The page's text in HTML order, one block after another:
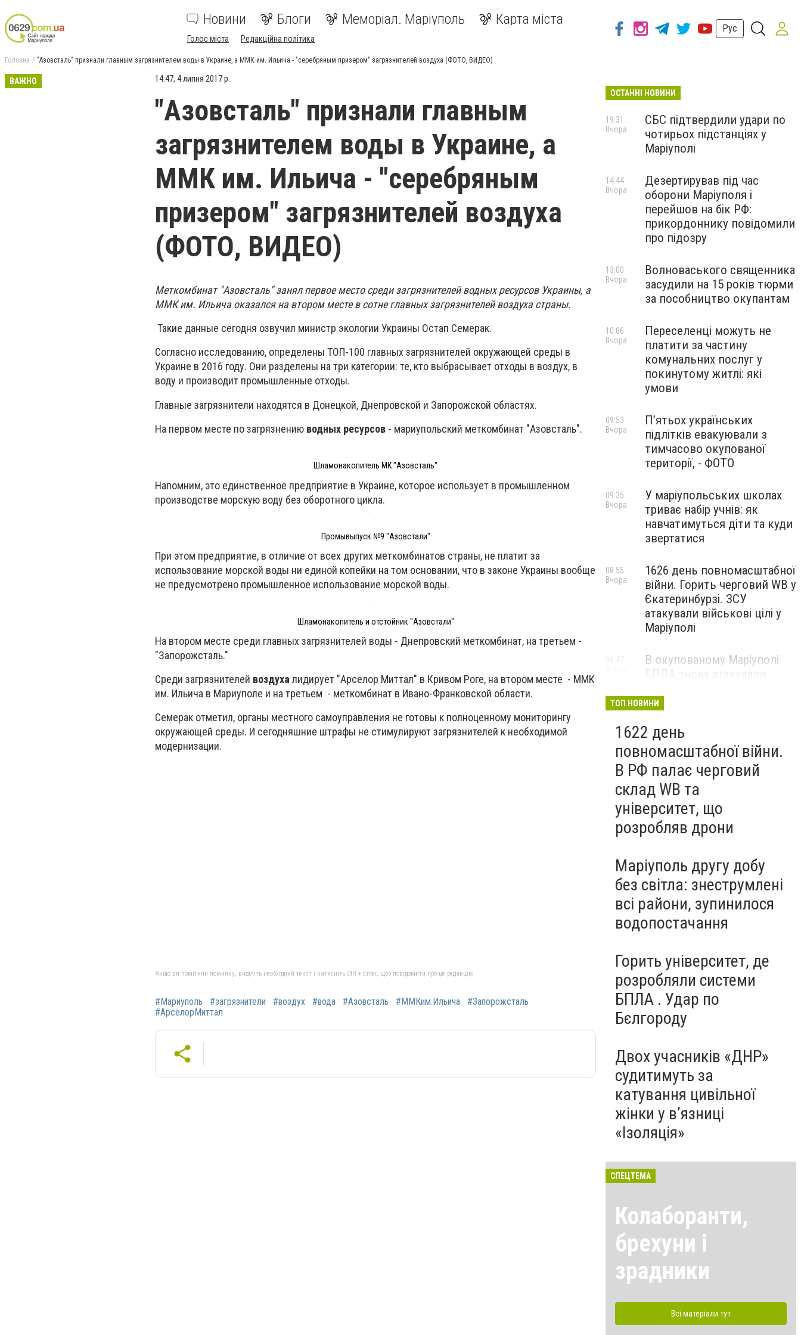
Новини Блоги Меморіал. Маріуполь Карта міста
Голос міста Редакційна політика
Рус
Головна "Азовсталь" признали главным загрязнителем воды в Украине, а ММК им. Ильича - "серебряным призером" загрязнителей воздуха (ФОТО, ВИДЕО)
ВАЖНО 14:47, 4 липня 2017 р.
"Азовсталь" признали главным
загрязнителем воды в Украине, а
ММК им. Ильича - "серебряным
призером" загрязнителей воздуха
(ФОТО, ВИДЕО)
Меткомбинат "Азовсталь" занял первое место среди загрязнителей водных ресурсов Украины, а
ММК им. Ильича оказался на втором месте в сотне главных загрязнителей воздуха страны.
Такие данные сегодня озвучил министр экологии Украины Остап Семерак.
Согласно исследованию, определены ТОП-100 главных загрязнителей окружающей среды в
Украине в 2016 году. Они разделены на три категории: те, кто выбрасывает отходы в воздух, в
воду и производит промышленные отходы.
Главные загрязнители находятся в Донецкой, Днепровской и Запорожской областях.
На первом месте по загрязнению водных ресурсов - мариупольский меткомбинат "Азовсталь".
Шламонакопитель МК "Азовсталь"
Напомним, это единственное предприятие в Украине, которое использует в промышленном
производстве морскую воду без оборотного цикла.
Промывыпуск №9 "Азовстали"
При этом предприятие, в отличие от всех других меткомбинатов страны, не платит за
использование морской воды ни единой копейки на том основании, что в законе Украины вообще
не предусмотрено промышленное использование морской воды.
Шламонакопитель и отстойник "Азовстали"
На втором месте среди главных загрязнителей воды - Днепровский меткомбинат, на третьем -
"Запорожсталь."
Среди загрязнителей воздухалидирует "Арселор Миттал" в Кривом Роге, на втором месте - ММК
им. Ильича в Мариуполе и на третьем - меткомбинат в Ивано-Франковской области.
Семерак отметил, органы местного самоуправления не готовы к полноценному мониторингу
окружающей среды. И сегодняшние штрафы не стимулируют загрязнителей к необходимой
модернизации.
Якщо ви помітили помилку, виділіть необхідний текст і натисніть Ctrl + Enter, щоб повідомити про це редакцію
#Мариуполь #загрязнители #воздух #вода #Азовсталь #ММКим.Ильича
#Запорожсталь
#АрселорМиттал
ОСТАННІ НОВИНИ
СБС підтвердили удари по
чотирьох підстанціях у
Маріуполі
19:31
Вчора
Дезертирував під час
оборони Маріуполя і
перейшов на бік РФ:
прикордоннику повідомили
про підозру
14:44
Вчора
Волноваського священника
засудили на 15 років тюрми
за пособництво окупантам
13:00
Вчора
Переселенці можуть не
платити за частину
комунальних послуг у
покинутому житлі: які
умови
10:06
Вчора
П’ятьох українських
підлітків евакуювали з
тимчасово окупованої
території, - ФОТО
09:53
Вчора
У маріупольських школах
триває набір учнів: як
навчатимуться діти та куди
звертатися
09:35
Вчора
1626 день повномасштабної
війни. Горить черговий WB у
Єкатеринбурзі. ЗСУ
атакували військові цілі у
Маріуполі
08:55
Вчора
В окупованому Маріуполі
БПЛА знову атакували
— ВІДЕО
ТОП НОВИНИ
1622 день
повномасштабної війни.
В РФ палає черговий
склад WB та
університет, що
розробляв дрони
Маріуполь другу добу
без світла: знеструмлені
всі райони, зупинилося
водопостачання
Горить університет, де
розробляли системи
БПЛА . Удар по
Бєлгороду
Двох учасників «ДНР»
судитимуть за
катування цивільної
жінки у в’язниці
«Ізоляція»
СПЕЦТЕМА
Колаборанти,
брехуни і
зрадники
Всі матеріали тут